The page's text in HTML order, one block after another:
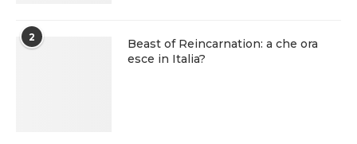
2
Beast of Reincarnation: a che ora
esce in Italia?